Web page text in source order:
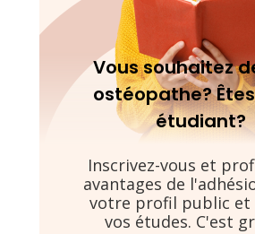
Vous souhaitez
ostéopathe?
étudiant?
Inscrivez-vous et
avantages de
votre profil public et
vos études. C'est